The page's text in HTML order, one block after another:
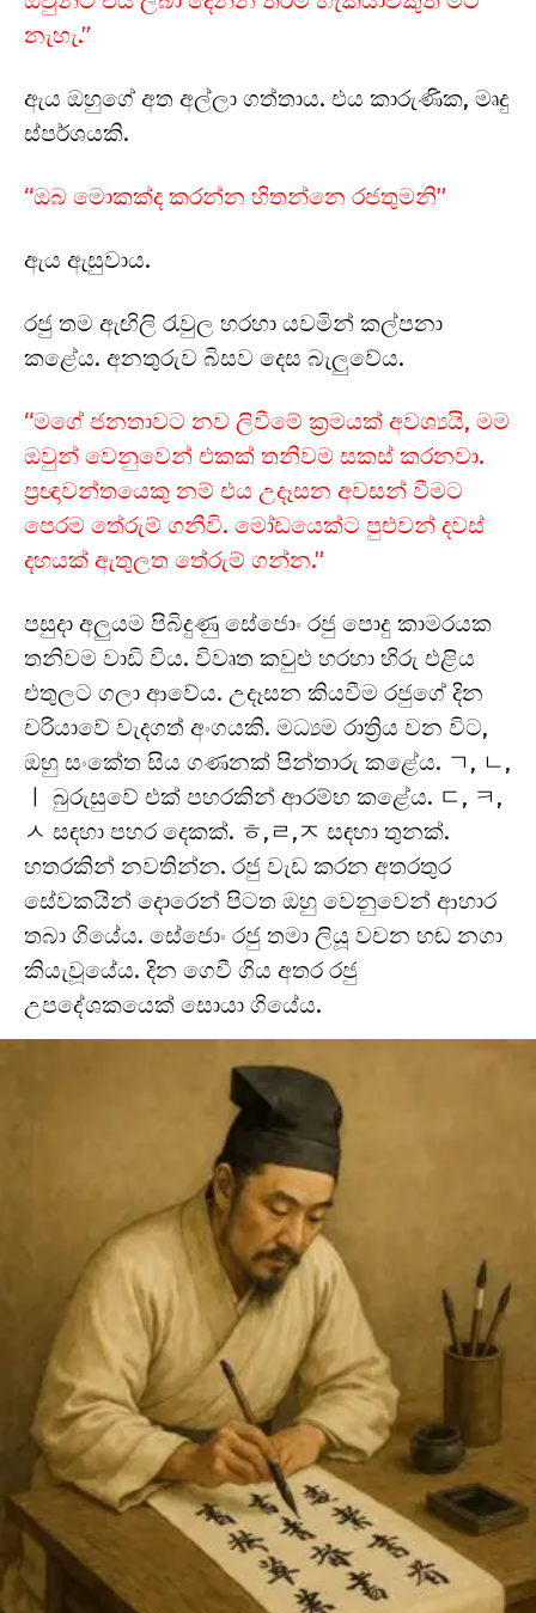
නැහැ.”
ඇය ඔහුගේ අත අල්ලා ගත්තාය. එය කාරුණික, මෘදු
ස්පර්ශයකි.
“ඔබ මොකක්ද කරන්න හිතන්නෙ රජතුමනි”
ඇය ඇසුවාය.
රජු තම ඇඟිලි රැවුල හරහා යවමින් කල්පනා
කළේය. අනතුරුව බිසව දෙස බැලුවේය.
“මගේ ජනතාවට නව ලිවීමේ ක්‍රමයක් අවශ්‍යයි, මම
ඔවුන් වෙනුවෙන් එකක් තනිවම සකස් කරනවා.
ප්‍රඥාවන්තයෙකු නම් එය උදෑසන අවසන් වීමට
පෙරම තේරුම් ගනීවි. මෝඩයෙක්ට පුළුවන් දවස්
දහයක් ඇතුලත තේරුම් ගන්න.”
පසුදා අලුයම පිබිදුණු සේජොං රජු පොදු කාමරයක
තනිවම වාඩි විය. විවෘත කවුළු හරහා හිරු එළිය
එතුලට ගලා ආවේය. උදෑසන කියවීම රජුගේ දින
චරියාවේ වැදගත් අංගයකි. මධ්‍යම රාත්‍රිය වන විට,
ඔහු සංකේත සිය ගණනක් පින්තාරු කළේය. ㄱ, ㄴ,
ㅣ බුරුසුවේ එක් පහරකින් ආරම්භ කළේය. ㄷ, ㅋ,
ㅅ සඳහා පහර දෙකක්. ㅎ,ㄹ,ㅈ සඳහා තුනක්.
හතරකින් නවතින්න. රජු වැඩ කරන අතරතුර
සේවකයින් දොරෙන් පිටත ඔහු වෙනුවෙන් ආහාර
තබා ගියේය. සේජොං රජු තමා ලියූ වචන හඬ නගා
කියැවූයේය. දින ගෙවී ගිය අතර රජු
උපදේශකයෙක් සොයා ගියේය.